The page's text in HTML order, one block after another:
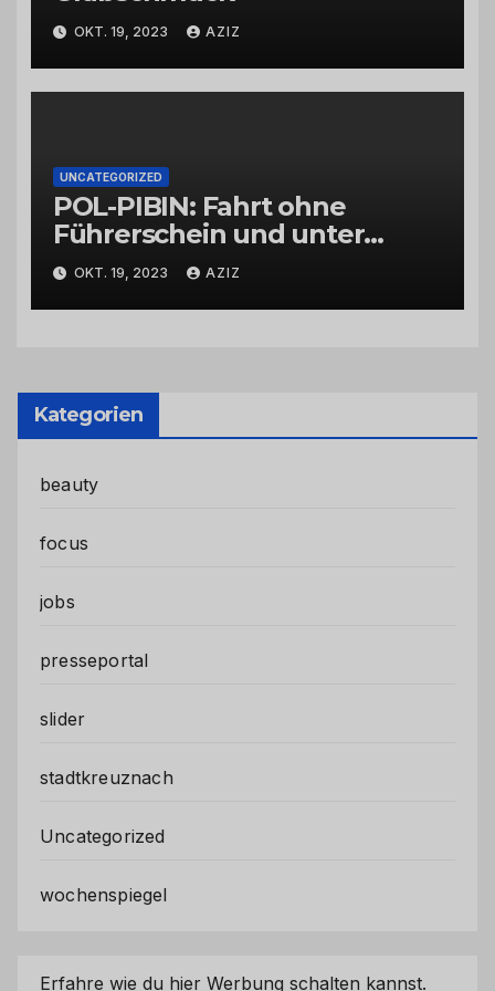
OKT. 19, 2023 AZIZ
UNCATEGORIZED
POL-PIBIN: Fahrt ohne
Führerschein und unter
Einfluss von Drogen
OKT. 19, 2023 AZIZ
Kategorien
beauty
focus
jobs
presseportal
slider
stadtkreuznach
Uncategorized
wochenspiegel
Erfahre wie du hier Werbung schalten kannst.